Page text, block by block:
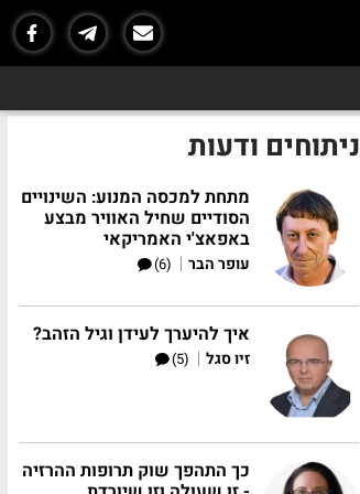
ניתוחים ודעות
מתחת למכסה המנוע: השינויים
הסודיים שחיל האוויר מבצע
באפאצ'י האמריקאי
עופר הבר |
(6)
איך להיערך לעידן וגיל הזהב?
זיו סגל |
(5)
כך התהפך שוק תרופות ההרזיה